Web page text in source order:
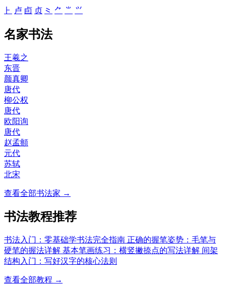
⺊ 卢 卣 贞 ⺀ ⺈ ⺌ ⺍
名家书法
王羲之
东晋
颜真卿
唐代
柳公权
唐代
欧阳询
唐代
赵孟頫
元代
苏轼
北宋
查看全部书法家 →
书法教程推荐
书法入门：零基础学书法完全指南 正确的握笔姿势：毛笔与
硬笔的握法详解 基本笔画练习：横竖撇捺点的写法详解 间架
结构入门：写好汉字的核心法则
查看全部教程 →